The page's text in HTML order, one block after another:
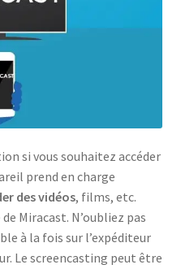
si vous souhaitez accéder
prend en charge
des vidéos, films, etc.
Miracast. N’oubliez pas
à la fois sur l’expéditeur
Le screencasting peut être